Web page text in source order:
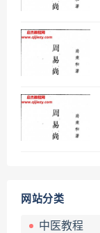
网站分类
中医教程